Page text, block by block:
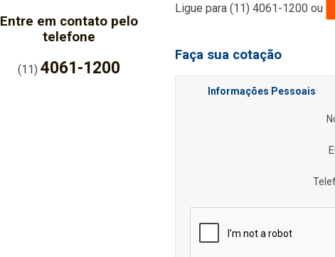
Entre em contato pelo
telefone
(11)4061-1200
Ligue para(11) 4061-1200 ou
Faça sua cotação
Informações Pessoais